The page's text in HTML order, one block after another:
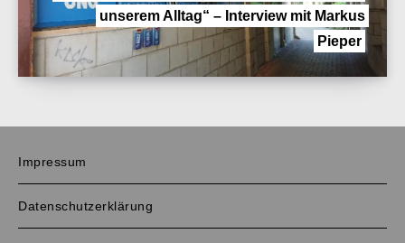
unserem Alltag“ – Interview mit Markus
Pieper
Impressum
Datenschutzerklärung